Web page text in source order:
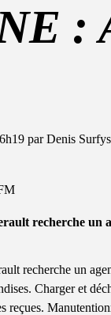
:
par Denis Surfys
recherche un
recherche un
Charger et
reçues.